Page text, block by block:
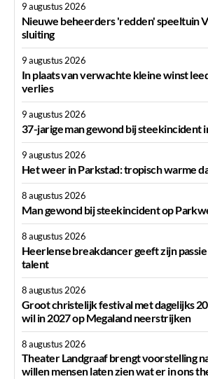
9 augustus 2026
Nieuwe beheerders 'redden' speeltuin
sluiting
9 augustus 2026
In plaats van verwachte kleine winst
verlies
9 augustus 2026
37-jarige man gewond bij steekincident
9 augustus 2026
Het weer in Parkstad: tropisch warme
8 augustus 2026
Man gewond bij steekincident op
8 augustus 2026
Heerlense breakdancer geeft zijn
talent
8 augustus 2026
Groot christelijk festival met dagelijks
wil in 2027 op Megaland neerstrijken
8 augustus 2026
Theater Landgraaf brengt voorstelling
willen mensen laten zien wat er in ons